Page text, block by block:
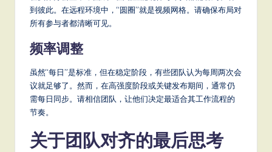
到彼此。在远程环境中，“圆圈”就是视频网格。请确保布局对
所有参与者都清晰可见。
频率调整
虽然“每日”是标准，但在稳定阶段，有些团队认为每周两次会
议就足够了。然而，在高强度阶段或关键发布期间，通常仍
需每日同步。请相信团队，让他们决定最适合其工作流程的
节奏。
关于团队对齐的最后思考